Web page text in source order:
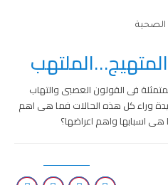
الصحية
فى القولون العصبى والتهاب
وراء كل هذه الحالات فما هى اهم
اسبابها واهم اعراضها؟